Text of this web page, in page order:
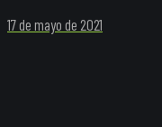
17 de mayo de 2021